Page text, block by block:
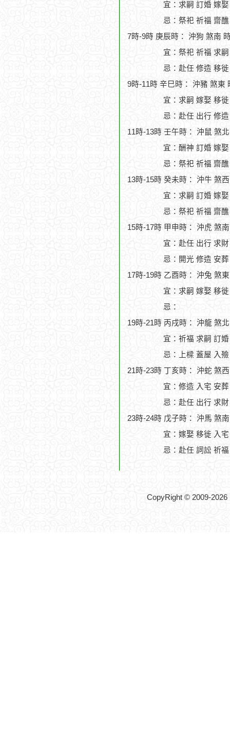
宜：求嗣 訂婚 嫁
忌：祭祀 祈福 齋
7時-9時 庚辰時： 沖狗 煞南
宜：祭祀 祈福 求
忌：赴任 修造 移
9時-11時 辛巳時： 沖豬 煞東
宜：求嗣 嫁娶 移
忌：赴任 出行 修
11時-13時 壬午時： 沖鼠 煞
宜：酬神 訂婚 嫁
忌：祭祀 祈福 齋
13時-15時 癸未時： 沖牛 煞
宜：求嗣 訂婚 嫁
忌：祭祀 祈福 齋
15時-17時 甲申時： 沖虎 煞
宜：赴任 出行 求
忌：開光 修造 安葬
17時-19時 乙酉時： 沖兔 煞
宜：求嗣 嫁娶 移
忌：
19時-21時 丙戌時： 沖龍 煞
宜：祈福 求嗣 訂
忌：上樑 蓋屋 入
21時-23時 丁亥時： 沖蛇 煞
宜：修造 入宅 安
忌：赴任 出行 求
23時-24時 戊子時： 沖馬 煞
宜：嫁娶 移徙 入
忌：赴任 詞訟 祈
CopyRight © 2009-2026